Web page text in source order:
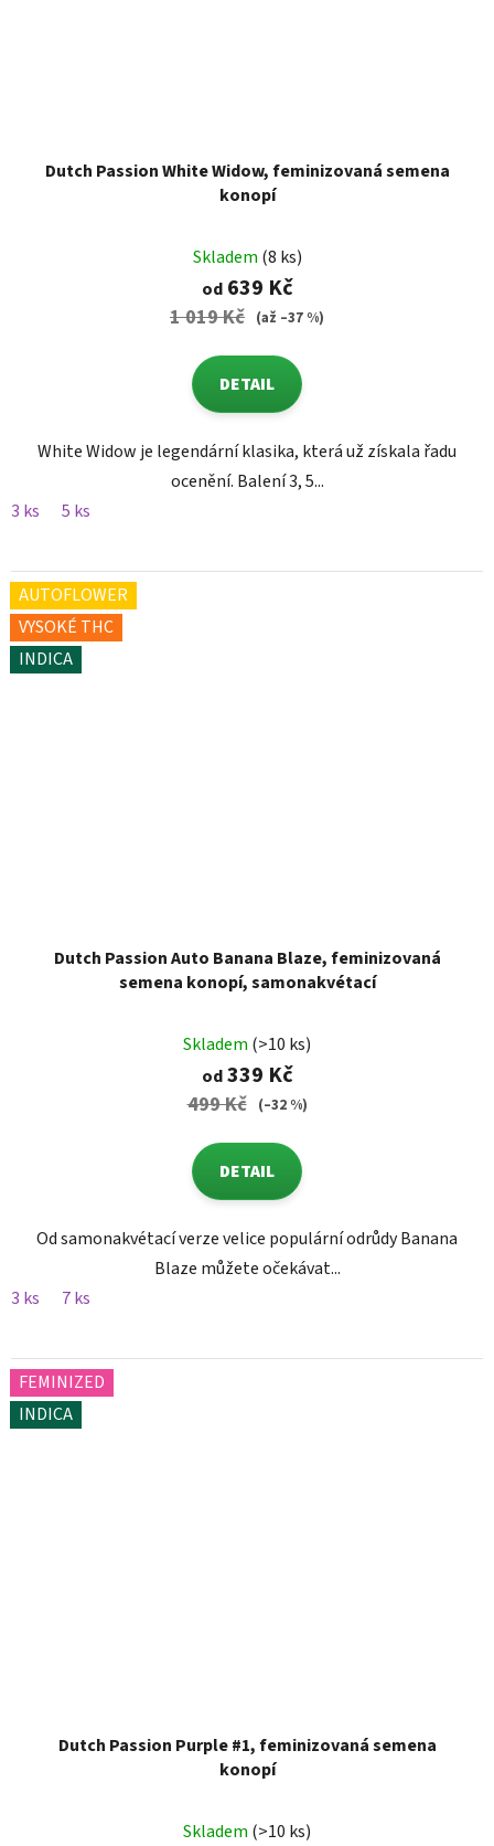
Dutch Passion White Widow, feminizovaná semena
konopí
Skladem (8 ks)
od639 Kč
1 019 Kč (až –37 %)
DETAIL
White Widow je legendární klasika, která už získala řadu
ocenění. Balení 3, 5...
3 ks
5 ks
AUTOFLOWER
VYSOKÉ THC
INDICA
Dutch Passion Auto Banana Blaze, feminizovaná
semena konopí, samonakvétací
Skladem (>10 ks)
od339 Kč
499 Kč (–32 %)
DETAIL
Od samonakvétací verze velice populární odrůdy Banana
Blaze můžete očekávat...
3 ks
7 ks
FEMINIZED
INDICA
Dutch Passion Purple #1, feminizovaná semena
konopí
Skladem (>10 ks)